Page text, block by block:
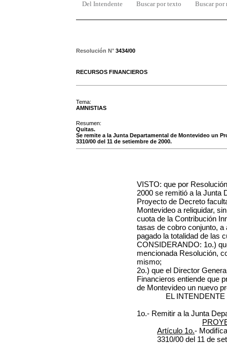
Del Intendente Buscar por texto Buscar por
Resolución N° 3434/00
RECURSOS FINANCIEROS
Tema:
AMNISTIAS
Resumen:
Quitas.
Se remite a la Junta Departamental de Montevideo un
3310/00 del 11 de setiembre de 2000.
VISTO: que por
2000 se remitió a la Junta
Proyecto de Decreto
Montevideo a reliquidar,
cuota de la Contribución
tasas de cobro conjunto,
pagado la totalidad de las
CONSIDERANDO: 1o.)
mencionada Resolución,
mismo;
2o.) que el Director
Financieros entiende que
de Montevideo un nuevo
EL
1o.- Remitir a la Junta
Artículo 1o.-
3310/00 del 11 de